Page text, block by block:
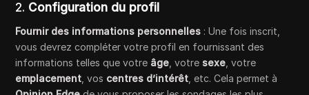
2. Configuration du profil
Fournir des informations personnelles : Une fois inscrit,
vous devrez compléter votre profil en fournissant des
informations telles que votre âge , votre sexe , votre
emplacement , vos centres d’intérêt , etc. Cela permet à